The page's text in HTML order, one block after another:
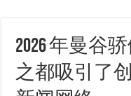
2026 年曼谷
之都吸引了